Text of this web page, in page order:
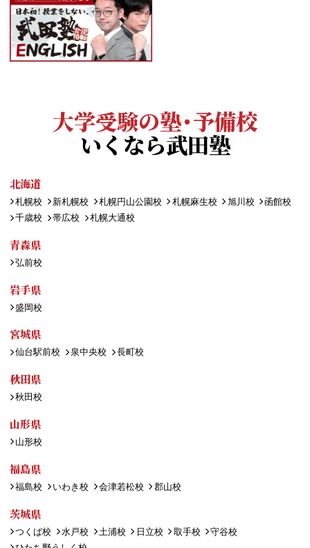
大学受験の塾・予備校
いくなら武田塾
北海道
札幌校 新札幌校 札幌円山公園校 札幌麻生校 旭川校
函館校
千歳校
帯広校 札幌大通校
青森県
弘前校
岩手県
盛岡校
宮城県
仙台駅前校 泉中央校 長町校
秋田県
秋田校
山形県
山形校
福島県
福島校 いわき校 会津若松校 郡山校
茨城県
つくば校 水戸校 土浦校 日立校 取手校
守谷校